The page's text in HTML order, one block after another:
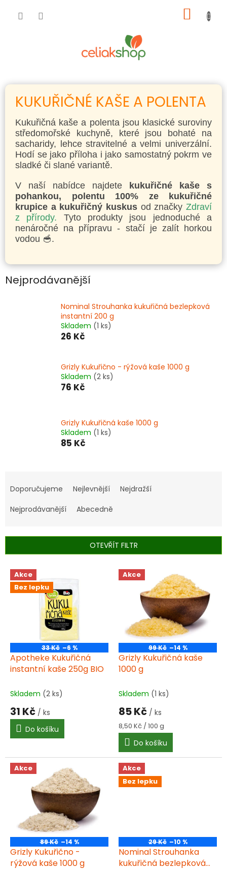
KOŠÍK
KUKUŘIČNÉ KAŠE A POLENTA
Kukuřičná kaše a polenta jsou klasické suroviny
středomořské kuchyně, které jsou bohaté na
sacharidy, lehce stravitelné a velmi univerzální.
Hodí se jako příloha i jako samostatný pokrm ve
sladké či slané variantě.
V naší nabídce najdete kukuřičné kaše s
pohankou, polentu 100% ze kukuřičné
krupice a kukuřičný kuskus od značky Zdraví
z přírody. Tyto produkty jsou jednoduché a
nenáročné na přípravu - stačí je zalít horkou
vodou 🥣.
Nejprodávanější
Nominal Strouhanka kukuřičná bezlepková
instantní 200 g
Skladem (1 ks)
26 Kč
Grizly Kukuřično - rýžová kaše 1000 g
Skladem (2 ks)
76 Kč
Grizly Kukuřičná kaše 1000 g
Skladem (1 ks)
85 Kč
a
e
r
o
d
Doporučujeme Nejlevnější
Nejdražší
Nejprodávanější
Abecedně
OTEVŘÍT FILTR
V
p
o
d
u
Akce
Bez lepku
33 Kč –6 %
Apotheke Kukuřičná
instantní kaše 250g BIO
Skladem (2 ks)
31 Kč / ks
Do košíku
Akce
99 Kč –14 %
Grizly Kukuřičná kaše
1000 g
Skladem (1 ks)
85 Kč / ks
Měrná
cena:
8,50 Kč / 100 g
Do košíku
Akce
89 Kč –14 %
Grizly Kukuřično -
rýžová kaše 1000 g
Akce
Bez lepku
29 Kč –10 %
Nominal Strouhanka
kukuřičná bezlepková